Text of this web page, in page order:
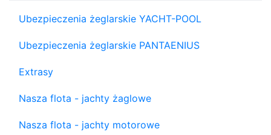
Ubezpieczenia żeglarskie YACHT-POOL
Ubezpieczenia żeglarskie PANTAENIUS
Extrasy
Nasza flota - jachty żaglowe
Nasza flota - jachty motorowe